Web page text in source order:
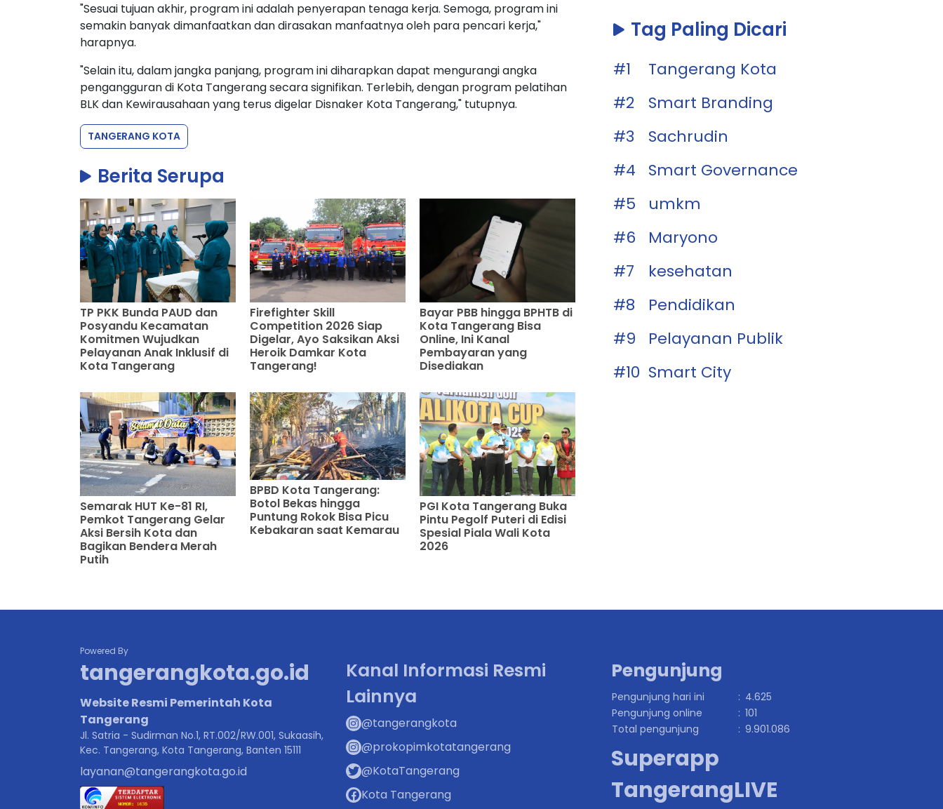
"Sesuai tujuan akhir, program ini adalah penyerapan tenaga kerja. Semoga, program ini
semakin banyak dimanfaatkan dan dirasakan manfaatnya oleh para pencari kerja,"
harapnya.
"Selain itu, dalam jangka panjang, program ini diharapkan dapat mengurangi angka
pengangguran di Kota Tangerang secara signifikan. Terlebih, dengan program pelatihan
BLK dan Kewirausahaan yang terus digelar Disnaker Kota Tangerang," tutupnya.
TANGERANG KOTA
Berita Serupa
TP PKK Bunda PAUD dan
Posyandu Kecamatan
Komitmen Wujudkan
Pelayanan Anak Inklusif di
Kota Tangerang
Firefighter Skill
Competition 2026 Siap
Digelar, Ayo Saksikan Aksi
Heroik Damkar Kota
Tangerang!
Bayar PBB hingga BPHTB di
Kota Tangerang Bisa
Online, Ini Kanal
Pembayaran yang
Disediakan
Semarak HUT Ke-81 RI,
Pemkot Tangerang Gelar
Aksi Bersih Kota dan
Bagikan Bendera Merah
Putih
BPBD Kota Tangerang:
Botol Bekas hingga
Puntung Rokok Bisa Picu
Kebakaran saat Kemarau
PGI Kota Tangerang Buka
Pintu Pegolf Puteri di Edisi
Spesial Piala Wali Kota
2026
Tag Paling Dicari
#1
Tangerang Kota
#2
Smart Branding
#3
Sachrudin
#4
Smart Governance
#5
umkm
#6
Maryono
#7
kesehatan
#8
Pendidikan
#9
Pelayanan Publik
#10 Smart City
Powered By
tangerangkota.go.id
Website Resmi Pemerintah Kota
Tangerang
Jl. Satria - Sudirman No.1, RT.002/RW.001, Sukaasih,
Kec. Tangerang, Kota Tangerang, Banten 15111
layanan@tangerangkota.go.id
Kanal Informasi Resmi
Lainnya
@tangerangkota
@prokopimkotatangerang
@KotaTangerang
Kota Tangerang
Pengunjung
Pengunjung hari ini : 4.625
Pengunjung online
: 101
Total pengunjung
: 9.901.086
Superapp
TangerangLIVE